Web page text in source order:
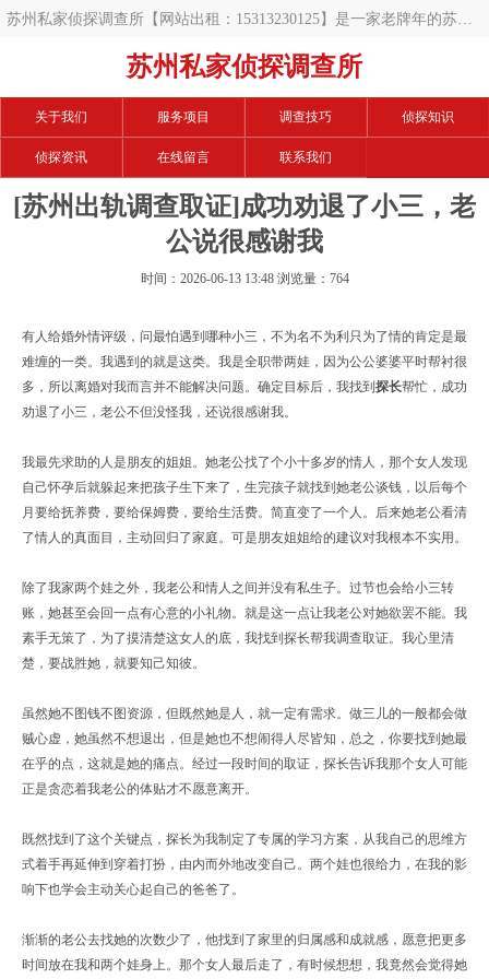
苏州私家侦探调查所【网站出租：15313230125】是一家老牌年的苏州
调查公司,开展的项目有苏州私人调查,苏州私家调查,苏州调查公司,苏州
信可以帮您解决难题.
苏州私家侦探调查所
关于我们 服务项目 调查技巧 侦探知识
侦探资讯 在线留言 联系我们
[苏州出轨调查取证]成功劝退了小三，老
公说很感谢我
时间：2026-06-13 13:48 浏览量：764
有人给婚外情评级，问最怕遇到哪种小三，不为名不为利只为了情的肯定是最
难缠的一类。我遇到的就是这类。我是全职带两娃，因为公公婆婆平时帮衬很
多，所以离婚对我而言并不能解决问题。确定目标后，我找到 探长帮忙，成功
劝退了小三，老公不但没怪我，还说很感谢我。
我最先求助的人是朋友的姐姐。她老公找了个小十多岁的情人，那个女人发现
自己怀孕后就躲起来把孩子生下来了，生完孩子就找到她老公谈钱，以后每个
月要给抚养费，要给保姆费，要给生活费。简直变了一个人。后来她老公看清
了情人的真面目，主动回归了家庭。可是朋友姐姐给的建议对我根本不实用。
除了我家两个娃之外，我老公和情人之间并没有私生子。过节也会给小三转
账，她甚至会回一点有心意的小礼物。就是这一点让我老公对她欲罢不能。我
素手无策了，为了摸清楚这女人的底，我找到探长帮我调查取证。我心里清
楚，要战胜她，就要知己知彼。
虽然她不图钱不图资源，但既然她是人，就一定有需求。做三儿的一般都会做
贼心虚，她虽然不想退出，但是她也不想闹得人尽皆知，总之，你要找到她最
在乎的点，这就是她的痛点。经过一段时间的取证，探长告诉我那个女人可能
正是贪恋着我老公的体贴才不愿意离开。
既然找到了这个关键点，探长为我制定了专属的学习方案，从我自己的思维方
式着手再延伸到穿着打扮 ，由内而外地改变自己。两个娃也很给力，在我的影
响下也学会主动关心起自己的爸爸了。
渐渐的老公去找她的次数少了，他找到了家里的归属感和成就感，愿意把更多
时间放在我和两个娃身上。那个女人最后走了，有时候想想，我竟然会觉得她